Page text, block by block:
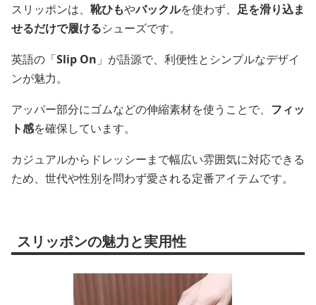
スリッポンは、 靴ひもやバックルを使わず、 足を滑り込ま
せるだけで履けるシューズです。
英語の「Slip On 」が語源で、利便性とシンプルなデザイ
ンが魅力。
アッパー部分にゴムなどの伸縮素材を使うことで、 フィッ
ト感を確保しています。
カジュアルからドレッシーまで幅広い雰囲気に対応できる
ため、世代や性別を問わず愛される定番アイテムです。
スリッポンの魅力と実用性